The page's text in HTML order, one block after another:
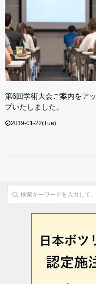
第6回学術大会ご案内をアッ
プいたしました。
2019-01-22(Tue)